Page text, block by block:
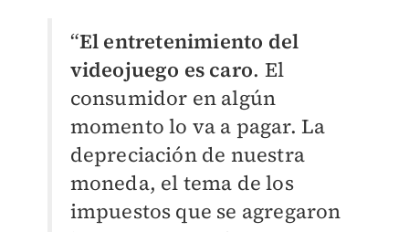
“El entretenimiento del
videojuego es caro. El
consumidor en algún
momento lo va a pagar. La
depreciación de nuestra
moneda, el tema de los
impuestos que se agregaron